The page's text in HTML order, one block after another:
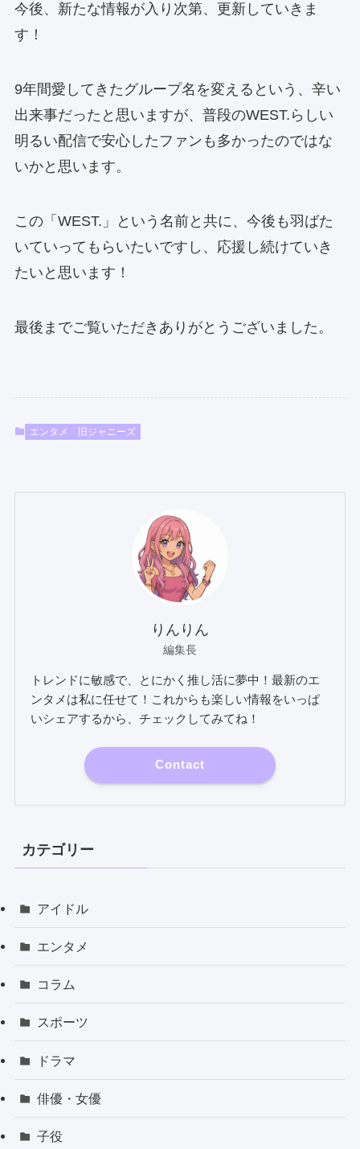
今後、新たな情報が入り次第、更新していきま
す！
9年間愛してきたグループ名を変えるという、辛い
出来事だったと思いますが、普段のWEST.らしい
明るい配信で安心したファンも多かったのではな
いかと思います。
この「WEST.」という名前と共に、今後も羽ばた
いていってもらいたいですし、応援し続けていき
たいと思います！
最後までご覧いただきありがとうございました。
エンタメ 旧ジャニーズ
りんりん
編集長
トレンドに敏感で、とにかく推し活に夢中！最新のエ
ンタメは私に任せて！これからも楽しい情報をいっぱ
いシェアするから、チェックしてみてね！
Contact
カテゴリー
アイドル
エンタメ
コラム
スポーツ
ドラマ
俳優・女優
子役